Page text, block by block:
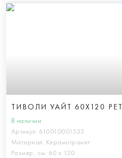
ТИВОЛИ УАЙТ 60X120 РЕТ
В наличии
Артикул: 610010001535
Материал: Керамогранит
Размер, см: 60 х 120